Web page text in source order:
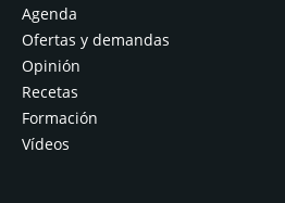
Agenda
Ofertas y demandas
Opinión
Recetas
Formación
Vídeos